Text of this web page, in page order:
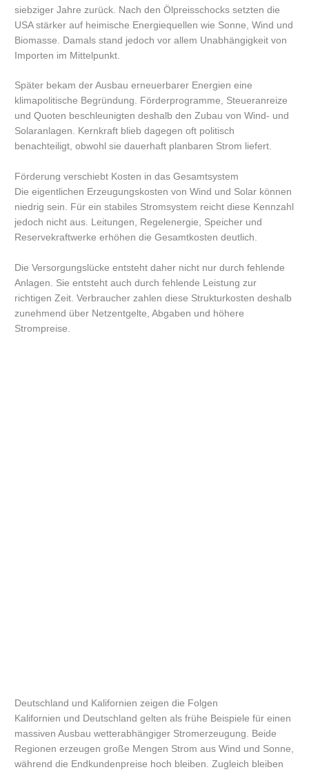
siebziger Jahre zurück. Nach den Ölpreisschocks setzten die
USA stärker auf heimische Energiequellen wie Sonne, Wind und
Biomasse. Damals stand jedoch vor allem Unabhängigkeit von
Importen im Mittelpunkt.
Später bekam der Ausbau erneuerbarer Energien eine
klimapolitische Begründung. Förderprogramme, Steueranreize
und Quoten beschleunigten deshalb den Zubau von Wind- und
Solaranlagen. Kernkraft blieb dagegen oft politisch
benachteiligt, obwohl sie dauerhaft planbaren Strom liefert.
Förderung verschiebt Kosten in das Gesamtsystem
Die eigentlichen Erzeugungskosten von Wind und Solar können
niedrig sein. Für ein stabiles Stromsystem reicht diese Kennzahl
jedoch nicht aus. Leitungen, Regelenergie, Speicher und
Reservekraftwerke erhöhen die Gesamtkosten deutlich.
Die Versorgungslücke entsteht daher nicht nur durch fehlende
Anlagen. Sie entsteht auch durch fehlende Leistung zur
richtigen Zeit. Verbraucher zahlen diese Strukturkosten deshalb
zunehmend über Netzentgelte, Abgaben und höhere
Strompreise.
Deutschland und Kalifornien zeigen die Folgen
Kalifornien und Deutschland gelten als frühe Beispiele für einen
massiven Ausbau wetterabhängiger Stromerzeugung. Beide
Regionen erzeugen große Mengen Strom aus Wind und Sonne,
während die Endkundenpreise hoch bleiben. Zugleich bleiben